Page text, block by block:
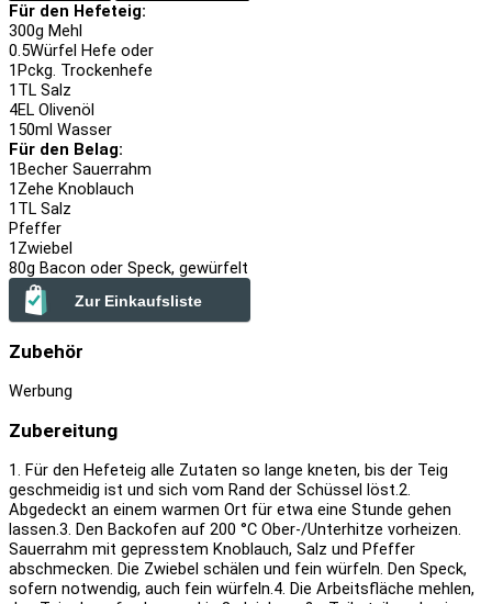
Für den Hefeteig:
300g Mehl
0.5Würfel Hefe oder
1Pckg. Trockenhefe
1 TL Salz
4EL Olivenöl
150ml Wasser
Für den Belag:
1Becher Sauerrahm
1 Zehe Knoblauch
1 TL Salz
Pfeffer
1 Zwiebel
80g Bacon oder Speck, gewürfelt
Zur Einkaufsliste
Zubehör
Werbung
Zubereitung
1. Für den Hefeteig alle Zutaten so lange kneten, bis der Teig
geschmeidig ist und sich vom Rand der Schüssel löst.2.
Abgedeckt an einem warmen Ort für etwa eine Stunde gehen
lassen.3. Den Backofen auf 200 °C Ober-/Unterhitze vorheizen.
Sauerrahm mit gepresstem Knoblauch, Salz und Pfeffer
abschmecken. Die Zwiebel schälen und fein würfeln. Den Speck,
sofern notwendig, auch fein würfeln.4. Die Arbeitsfläche mehlen,